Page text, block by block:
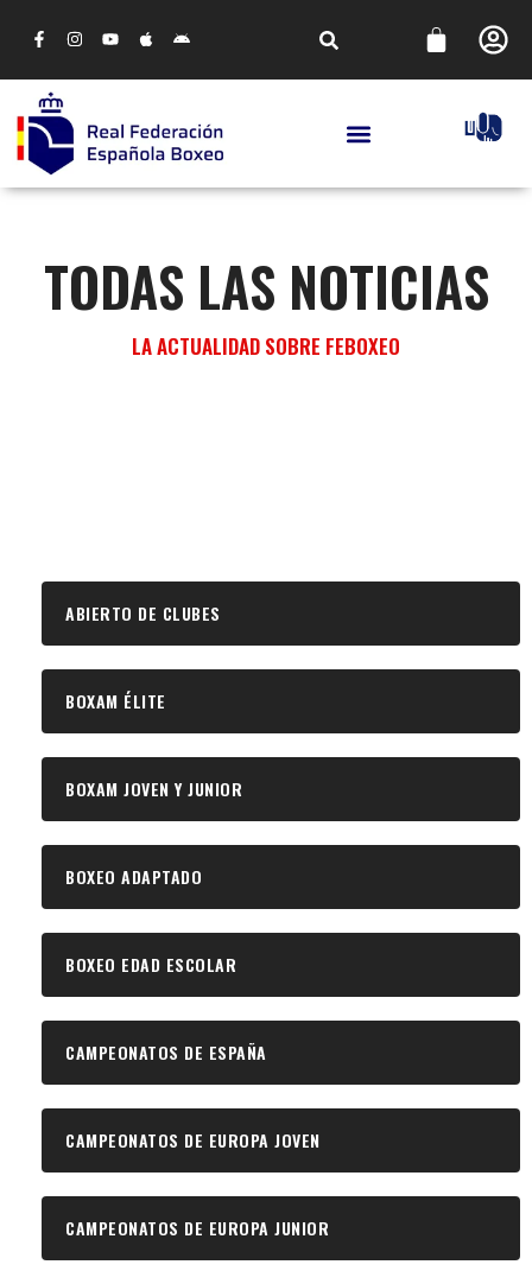
TODAS LAS NOTICIAS
LA ACTUALIDAD SOBRE FEBOXEO
ABIERTO DE CLUBES
BOXAM ÉLITE
BOXAM JOVEN Y JUNIOR
BOXEO ADAPTADO
BOXEO EDAD ESCOLAR
CAMPEONATOS DE ESPAÑA
CAMPEONATOS DE EUROPA JOVEN
CAMPEONATOS DE EUROPA JUNIOR